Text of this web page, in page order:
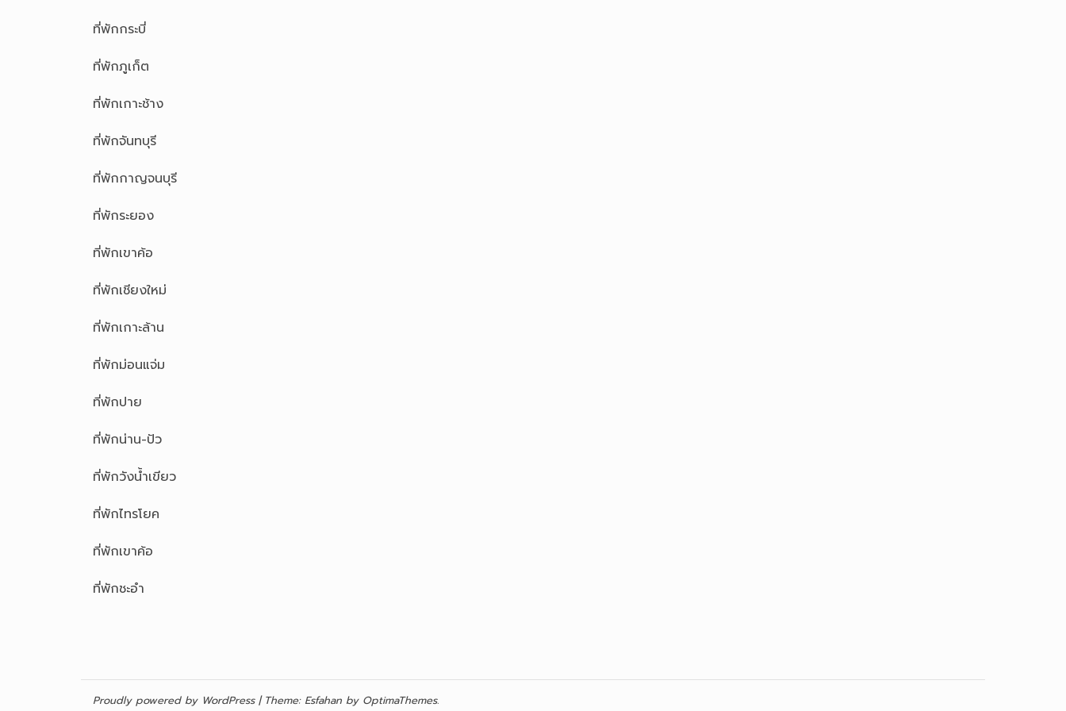
ที่พักกระบี่
ที่พักภูเก็ต
ที่พักเกาะช้าง
ที่พักจันทบุรี
ที่พักกาญจนบุรี
ที่พักระยอง
ที่พักเขาค้อ
ที่พักเชียงใหม่
ที่พักเกาะล้าน
ที่พักม่อนแจ่ม
ที่พักปาย
ที่พักน่าน-ปัว
ที่พักวังน้ำเขียว
ที่พักไทรโยค
ที่พักเขาค้อ
ที่พักชะอำ
Proudly powered by WordPress | Theme: Esfahan by OptimaThemes.